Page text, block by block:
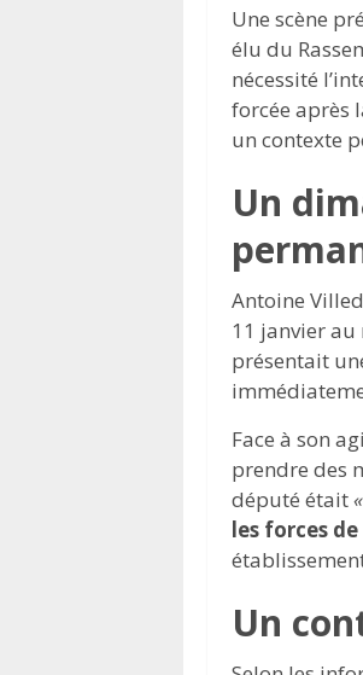
Une scène
élu du
nécessité
forcée après
un contexte
Un
Antoine
11 janvier au
présentait
Face à son
prendre des
député était
les forces de
Un